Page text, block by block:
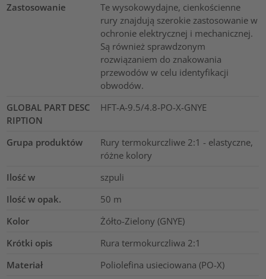
Zastosowanie
Te wysokowydajne, cienkościenne
rury znajdują szerokie zastosowanie w
ochronie elektrycznej i mechanicznej.
Są również sprawdzonym
rozwiązaniem do znakowania
przewodów w celu identyfikacji
obwodów.
GLOBAL PART DESC
RIPTION
HFT-A-9.5/4.8-PO-X-GNYE
Grupa produktów
Rury termokurczliwe 2:1 - elastyczne,
różne kolory
Ilość w
szpuli
Ilość w opak.
50 m
Kolor
Żółto-Zielony (GNYE)
Krótki opis
Rura termokurczliwa 2:1
Materiał
Poliolefina usieciowana (PO-X)